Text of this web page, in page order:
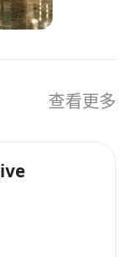
查看更多